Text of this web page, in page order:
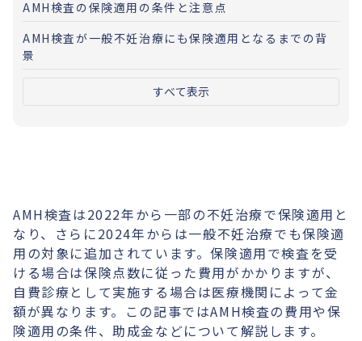
AMH検査の保険適用の条件と注意点
AMH検査が一般不妊治療にも保険適用となるまでの背
景
すべて表示
AMH検査は2022年から一部の不妊治療で保険適用と
なり、さらに2024年からは一般不妊治療でも保険適
用の対象に追加されています。保険適用で検査を受
ける場合は保険点数に従った費用がかかりますが、
自費診療として実施する場合は医療機関によって金
額が異なります。この記事ではAMH検査の費用や保
険適用の条件、助成金などについて解説します。